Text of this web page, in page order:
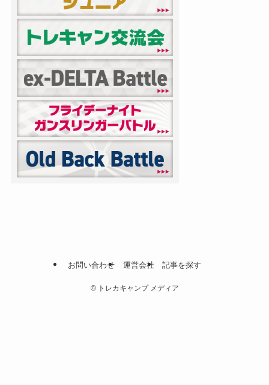
お問い合わせ 運営会社 記事を探す
©トレカキャンプ メディア